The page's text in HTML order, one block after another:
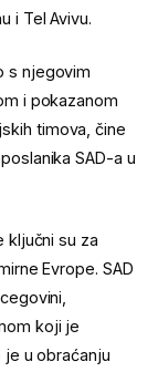
i Tel Avivu.
s njegovim
i pokazanom
timova, čine
SAD-a u
ključni su za
Evrope. SAD
koji je
u obraćanju